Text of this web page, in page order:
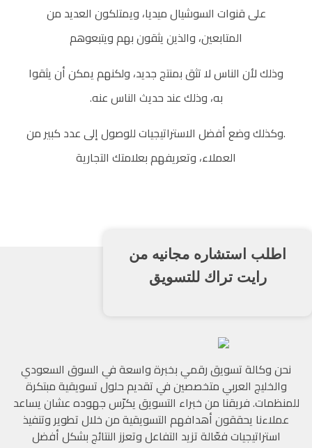
على قنوات السوشيال ميديا، ويمتلكون العديد من
المتابعين، والذين يثقون بهم ويتبعوهم
وذلك لأن الناس لا تثق بمنتج جديد، ولكنهم يمكن أن يثقوا
به، وذلك عند حديث الناس عنه.
.وكذلك وضع أفضل الاستراتيجيات للوصول إلى عدد كبير من
العملاء، وتعريفهم بعلامتك التجارية
اطلب استشاره مجانيه من
رايت تراك للتسويق
رايت تراك للتسويق
نحن وكالة تسويق رقمي بخبرة واسعة في السوق السعودي
والخليج العربي متخصصين في تقديم حلول تسويقية مبتكرة
للمنظمات. فريقنا من خبراء التسويق يكرّس جهوده عشان يساعد
عملاءنا يحققون أهدافهم التسويقية من خلال تطوير وتنفيذ
استراتيجيات فعّالة تزيد التفاعل وتعزز النتائج بشكل أفضل